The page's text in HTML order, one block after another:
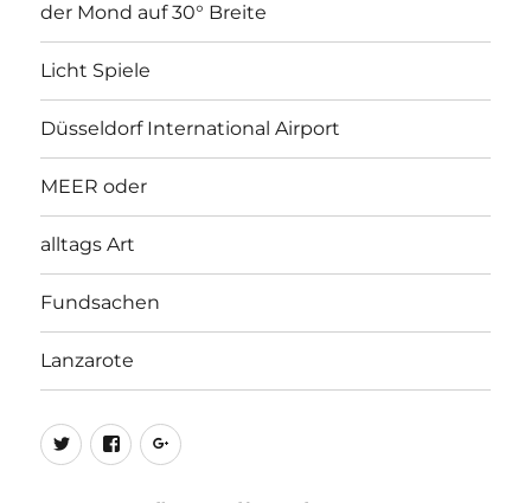
der Mond auf 30° Breite
Licht Spiele
Düsseldorf International Airport
MEER oder
alltags Art
Fundsachen
Lanzarote
twitterFacebookGoogle+